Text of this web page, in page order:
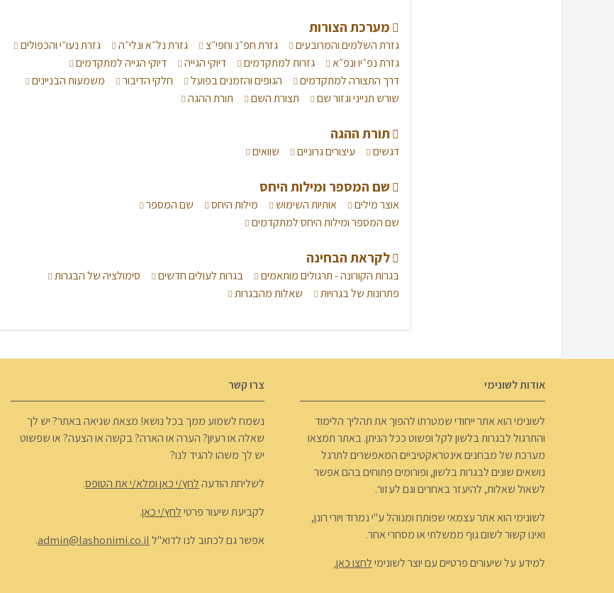
מערכת הצורות
גזרת השלמים והמרובעים גזרת חפ״נ וחפי״צ גזרת נל״א ונלי״ה
גזרת נעו״י והכפולים
גזרת נפ״יו ונפ״א
גזרות למתקדמים דיוקי הגייה
דיוקי הגייה למתקדמים
דרך התצורה למתקדמים
הגופים והזמנים בפועל חלקי הדיבור
משמעות הבניינים
שורש תנייני וגזור שם
תצורת השם תורת ההגה
תורת ההגה
דגשים עיצורים גרוניים שוואים
שם המספר ומילות היחס
אוצר מילים אותיות השימוש מילות היחס
שם המספר
שם המספר ומילות היחס למתקדמים
לקראת הבחינה
בגרות הקורונה - תרגולים מותאמים בגרות לעולים חדשים
סימולציה של הבגרות
פתרונות של בגרויות
שאלות מהבגרות
אודות לשונימי
לשונימי הוא אתר ייחודי שמטרתו להפוך את תהליך הלימוד
והתרגול לבגרות בלשון לקל ופשוט ככל הניתן. באתר תמצאו
מערכת של מבחנים אינטראקטיביים המאפשרים לתרגל
נושאים שונים לבגרות בלשון, ופורומים פתוחים בהם אפשר
לשאול שאלות, להיעזר באחרים וגם לעזור.
לשונימי הוא אתר עצמאי שפותח ומנוהל ע"י נמרוד ויורי רונן,
ואינו קשור לשום גוף ממשלתי או מסחרי אחר.
למידע על שיעורים פרטיים עם יוצר לשונימילחצו כאן.
צרו קשר
נשמח לשמוע ממך בכל נושא! מצאת שגיאה באתר? יש לך
שאלה או רעיון? הערה או הארה? בקשה או הצעה? או שפשוט
יש לך משהו להגיד לנו?
לשליחת הודעהלחץ/י כאן ומלא/י את הטופס.
לקביעת שיעור פרטילחץ/י כאן.
אפשר גם לכתוב לנו לדוא"לadmin@lashonimi.co.il
.